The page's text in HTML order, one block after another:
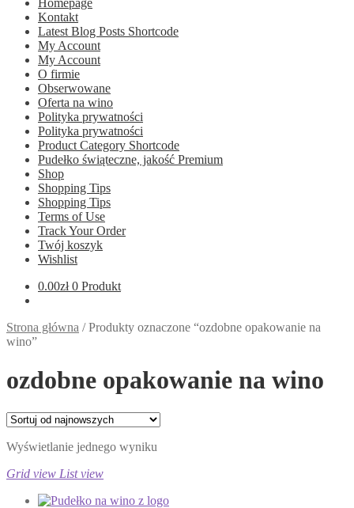
Homepage
Kontakt
Latest Blog Posts Shortcode
My Account
My Account
O firmie
Obserwowane
Oferta na wino
Polityka prywatności
Polityka prywatności
Product Category Shortcode
Pudełko świąteczne, jakość Premium
Shop
Shopping Tips
Shopping Tips
Terms of Use
Track Your Order
Twój koszyk
Wishlist
0.00zł 0 Produkt
Strona główna /Produkty oznaczone “ozdobne opakowanie na
wino”
ozdobne opakowanie na wino
Wyświetlanie jednego wyniku
Grid view List view